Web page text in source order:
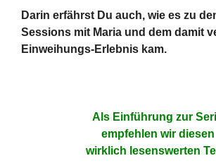
Darin erfährst Du auch, wie es zu
Sessions mit Maria und dem damit
Einweihungs-Erlebnis kam.
Als Einführung zur
empfehlen wir diesen
wirklich lesenswerten